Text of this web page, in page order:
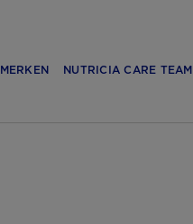
MERKEN NUTRICIA CARE TEAM